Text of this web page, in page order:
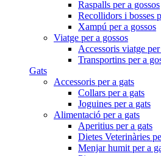
Raspalls per a gossos
Recollidors i bosses
Xampú per a gossos
Viatge per a gossos
Accessoris viatge per
Transportins per a
Gats
Accessoris per a gats
Collars per a gats
Joguines per a gats
Alimentació per a gats
Aperitius per a gats
Dietes Veterinàries
Menjar humit per a